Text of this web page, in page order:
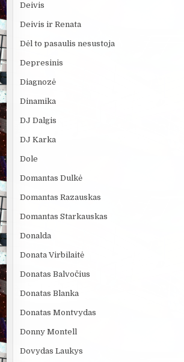
Deivis
Deivis ir Renata
Dėl to pasaulis nesustoja
Depresinis
Diagnozė
Dinamika
DJ Dalgis
DJ Karka
Dole
Domantas Dulkė
Domantas Razauskas
Domantas Starkauskas
Donalda
Donata Virbilaitė
Donatas Balvočius
Donatas Blanka
Donatas Montvydas
Donny Montell
Dovydas Laukys